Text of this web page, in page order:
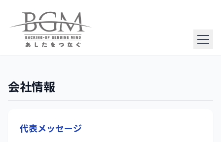
会社情報
代表メッセージ